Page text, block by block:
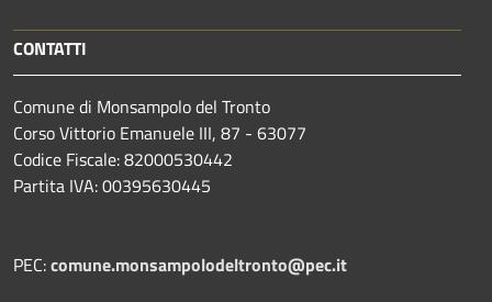
CONTATTI
Comune di Monsampolo del Tronto
Corso Vittorio Emanuele III, 87 - 63077
Codice Fiscale: 82000530442
Partita IVA: 00395630445
PEC:comune.monsampolodeltronto@pec.it